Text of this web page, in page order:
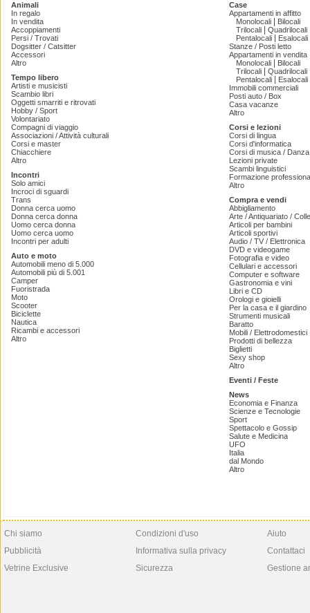
Animali
In regalo
In vendita
Accoppiamenti
Persi / Trovati
Dogsitter / Catsitter
Accessori
Altro
Tempo libero
Artisti e musicisti
Scambio libri
Oggetti smarriti e ritrovati
Hobby / Sport
Volontariato
Compagni di viaggio
Associazioni / Attività culturali
Corsi e master
Chiacchiere
Altro
Incontri
Solo amici
Incroci di sguardi
Trans
Donna cerca uomo
Donna cerca donna
Uomo cerca donna
Uomo cerca uomo
Incontri per adulti
Auto e moto
Automobili meno di 5.000
Automobili più di 5.001
Camper
Fuoristrada
Moto
Scooter
Biciclette
Nautica
Ricambi e accessori
Altro
Case
Appartamenti in affitto
Monolocali
Bilocali
Trilocali
Quadrilocali
Pentalocali
Esalocali
Stanze / Posti letto
Appartamenti in vendita
Monolocali
Bilocali
Trilocali
Quadrilocali
Pentalocali
Esalocali
Immobili commerciali
Posti auto / Box
Casa vacanze
Altro
Corsi e lezioni
Corsi di lingua
Corsi d'informatica
Corsi di musica /
Lezioni private
Scambi linguistici
Formazione
Altro
Compra e vendi
Abbigliamento
Arte / Antiquariato /
Articoli per bambini
Articoli sportivi
Audio / TV / Elettronica
DVD e videogame
Fotografia e video
Cellulari e accessori
Computer e software
Gastronomia e vini
Libri e CD
Orologi e gioielli
Per la casa e il giardino
Strumenti musicali
Baratto
Mobili / Elettrodomestici
Prodotti di bellezza
Biglietti
Sexy shop
Altro
Eventi / Feste
News
Economia e Finanza
Scienze e Tecnologie
Sport
Spettacolo e Gossip
Salute e Medicina
UFO
Italia
dal Mondo
Altro
Chi siamo
Pubblicità
Vetrine Exclusive
Condizioni d'uso
Informativa sulla privacy
Sicurezza
Aiuto
Contattaci
Gestione